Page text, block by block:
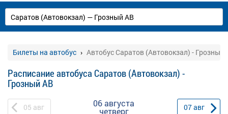
Билеты на автобус Автобус Саратов (Автовокзал) - Грозный
Расписание автобуса Саратов (Автовокзал) -
Грозный АВ
05 авг 06 августа
четверг 07авг